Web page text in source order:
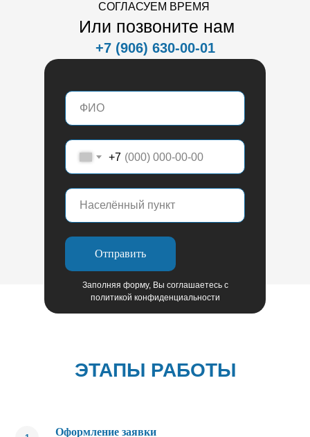
+7
Отправить
Заполняя форму, Вы соглашаетесь с
политикой конфиденциальности
СОГЛАСУЕМ ВРЕМЯ
Или позвоните нам
+7 (906) 630-00-01
ЭТАПЫ РАБОТЫ
Оформление заявки